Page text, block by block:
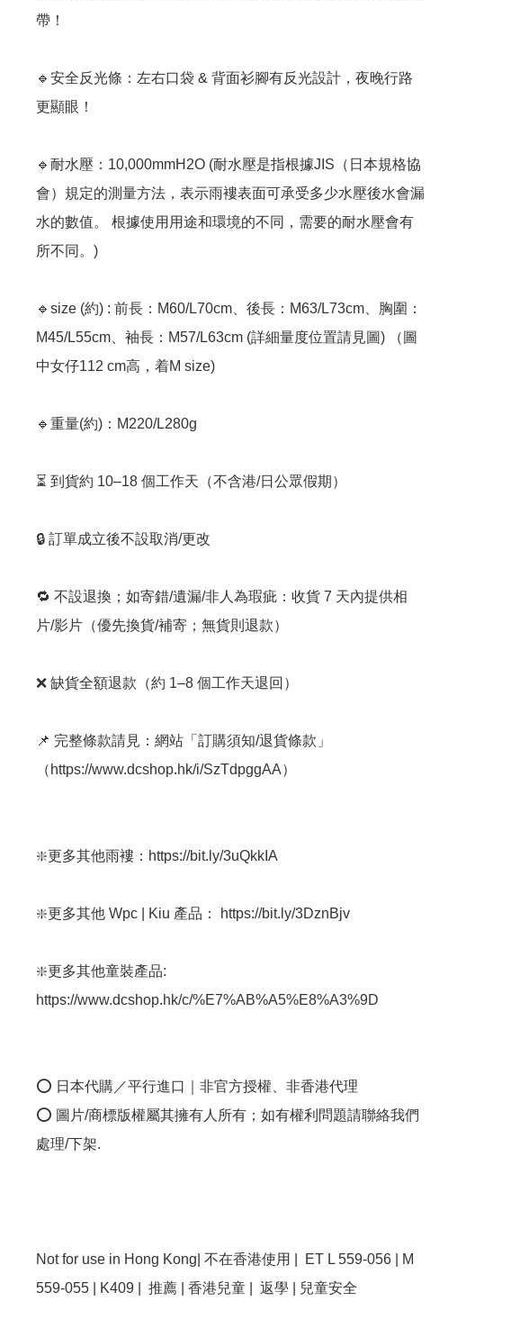
帶！
🔹安全反光條：左右口袋 & 背面衫腳有反光設計，夜晚行路
更顯眼！
🔹耐水壓：10,000mmH2O (耐水壓是指根據JIS（日本規格協
會）規定的測量方法，表示雨褸表面可承受多少水壓後水會漏
水的數值。 根據使用用途和環境的不同，需要的耐水壓會有
所不同。)
🔹size (約) : 前長：M60/L70cm、後長：M63/L73cm、胸圍：
M45/L55cm、袖長：M57/L63cm (詳細量度位置請見圖) （圖
中女仔112 cm高，着M size)
🔹重量(約)：M220/L280g
⏳ 到貨約 10–18 個工作天（不含港/日公眾假期）
🔒 訂單成立後不設取消/更改
🔁 不設退換；如寄錯/遺漏/非人為瑕疵：收貨 7 天內提供相
片/影片（優先換貨/補寄；無貨則退款）
❌ 缺貨全額退款（約 1–8 個工作天退回）
📌 完整條款請見：網站「訂購須知/退貨條款」
（https://www.dcshop.hk/i/SzTdpggAA）
❇️更多其他雨褸：https://bit.ly/3uQkkIA
❇️更多其他 Wpc | Kiu 產品： https://bit.ly/3DznBjv
❇️更多其他童裝產品:
https://www.dcshop.hk/c/%E7%AB%A5%E8%A3%9D
⭕ 日本代購／平行進口｜非官方授權、非香港代理
⭕ 圖片/商標版權屬其擁有人所有；如有權利問題請聯絡我們
處理/下架.
Not for use in Hong Kong| 不在香港使用 |  ET L 559-056 | M
559-055 | K409 |  推薦 | 香港兒童 |  返學 | 兒童安全